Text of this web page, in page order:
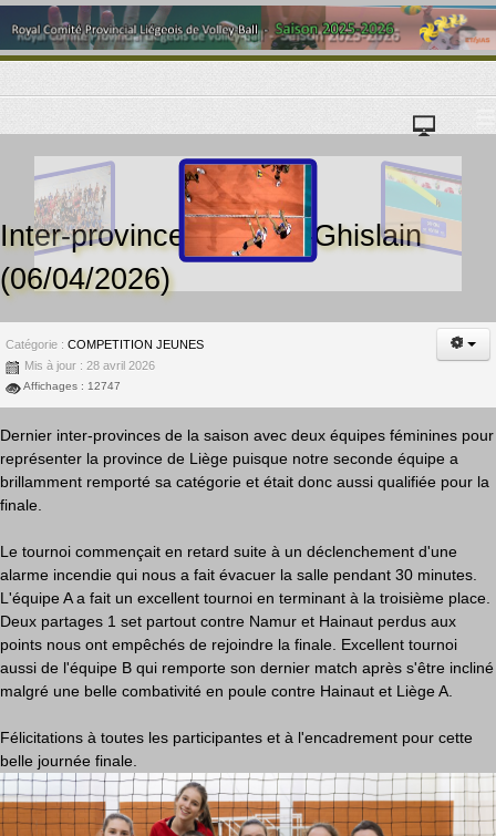
Inter-provinces à Saint-Ghislain
(06/04/2026)
Catégorie : COMPETITION JEUNES
Mis à jour : 28 avril 2026
Affichages : 12747
Dernier inter-provinces de la saison avec deux équipes féminines pour
représenter la province de Liège puisque notre seconde équipe a
brillamment remporté sa catégorie et était donc aussi qualifiée pour la
finale.
Le tournoi commençait en retard suite à un déclenchement d'une
alarme incendie qui nous a fait évacuer la salle pendant 30 minutes.
L'équipe A a fait un excellent tournoi en terminant à la troisième place.
Deux partages 1 set partout contre Namur et Hainaut perdus aux
points nous ont empêchés de rejoindre la finale. Excellent tournoi
aussi de l'équipe B qui remporte son dernier match après s'être incliné
malgré une belle combativité en poule contre Hainaut et Liège A.
Félicitations à toutes les participantes et à l'encadrement pour cette
belle journée finale.